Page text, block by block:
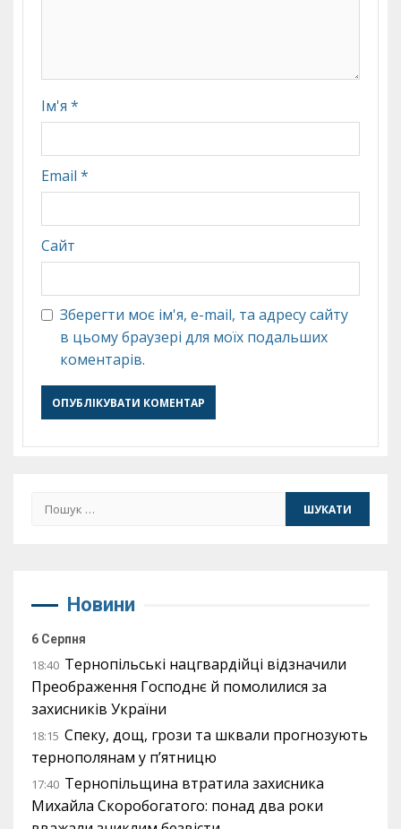
Ім'я *
Email *
Сайт
Зберегти моє ім'я, e-mail, та адресу сайту
в цьому браузері для моїх подальших
коментарів.
Пошук:
Новини
6 Серпня
18:40 Тернопільські нацгвардійці відзначили
Преображення Господнє й помолилися за
захисників України
18:15 Спеку, дощ, грози та шквали прогнозують
тернополянам у п’ятницю
17:40 Тернопільщина втратила захисника
Михайла Скоробогатого: понад два роки